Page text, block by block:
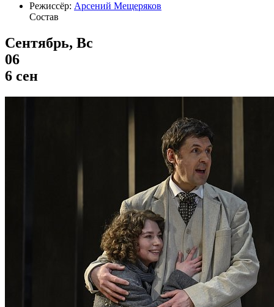
Режиссёр: Арсений Мещеряков
Состав
Сентябрь, Вс
06
6 сен